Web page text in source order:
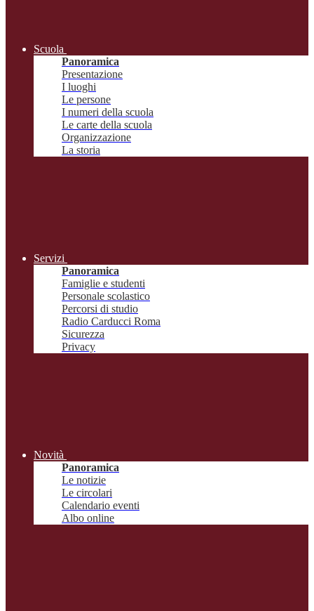
Scuola
Panoramica
Presentazione
I luoghi
Le persone
I numeri della scuola
Le carte della scuola
Organizzazione
La storia
Servizi
Panoramica
Famiglie e studenti
Personale scolastico
Percorsi di studio
Radio Carducci Roma
Sicurezza
Privacy
Novità
Panoramica
Le notizie
Le circolari
Calendario eventi
Albo online